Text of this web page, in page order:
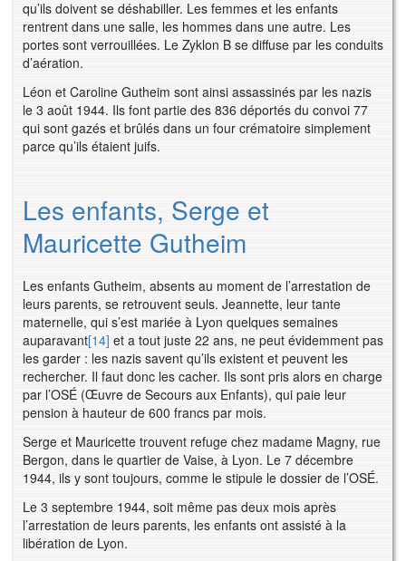
qu’ils doivent se déshabiller. Les femmes et les enfants
rentrent dans une salle, les hommes dans une autre. Les
portes sont verrouillées. Le Zyklon B se diffuse par les conduits
d’aération.
Léon et Caroline Gutheim sont ainsi assassinés par les nazis
le 3 août 1944. Ils font partie des 836 déportés du convoi 77
qui sont gazés et brûlés dans un four crématoire simplement
parce qu’ils étaient juifs.
Les enfants, Serge et
Mauricette Gutheim
Les enfants Gutheim, absents au moment de l’arrestation de
leurs parents, se retrouvent seuls. Jeannette, leur tante
maternelle, qui s’est mariée à Lyon quelques semaines
auparavant[14] et a tout juste 22 ans, ne peut évidemment pas
les garder : les nazis savent qu’ils existent et peuvent les
rechercher. Il faut donc les cacher. Ils sont pris alors en charge
par l’OSÉ (Œuvre de Secours aux Enfants), qui paie leur
pension à hauteur de 600 francs par mois.
Serge et Mauricette trouvent refuge chez madame Magny, rue
Bergon, dans le quartier de Vaise, à Lyon. Le 7 décembre
1944, ils y sont toujours, comme le stipule le dossier de l’OSÉ.
Le 3 septembre 1944, soit même pas deux mois après
l’arrestation de leurs parents, les enfants ont assisté à la
libération de Lyon.